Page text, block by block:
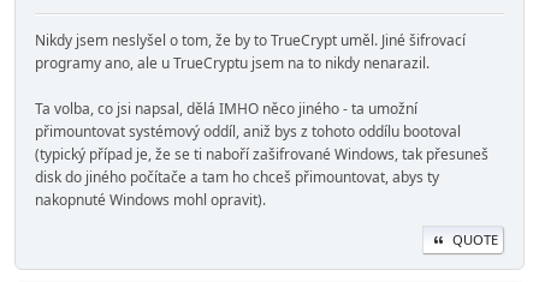
Nikdy jsem neslyšel o tom, že by to TrueCrypt uměl. Jiné šifrovací
programy ano, ale u TrueCryptu jsem na to nikdy nenarazil.
Ta volba, co jsi napsal, dělá IMHO něco jiného - ta umožní
přimountovat systémový oddíl, aniž bys z tohoto oddílu bootoval
(typický případ je, že se ti naboří zašifrované Windows, tak přesuneš
disk do jiného počítače a tam ho chceš přimountovat, abys ty
nakopnuté Windows mohl opravit).
QUOTE